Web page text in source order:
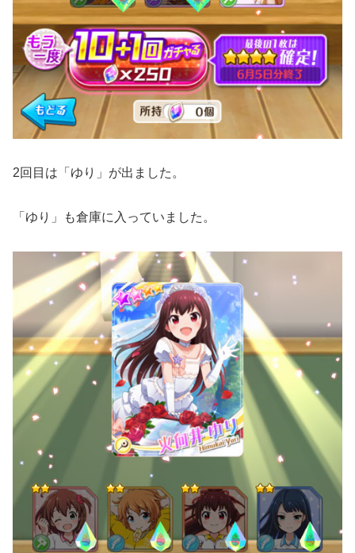
2回目は「ゆり」が出ました。
「ゆり」も倉庫に入っていました。